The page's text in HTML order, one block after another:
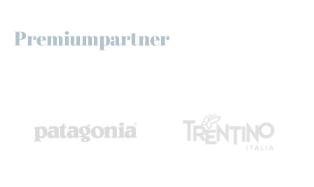
Premiumpartner